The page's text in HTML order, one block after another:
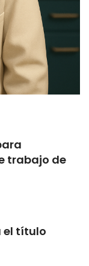
trabajo de
el título